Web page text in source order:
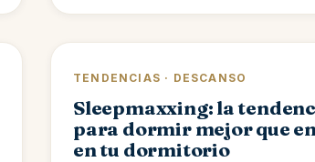
TENDENCIAS · DESCANSO
Sleepmaxxing: la
para dormir mejor que
en tu dormitorio